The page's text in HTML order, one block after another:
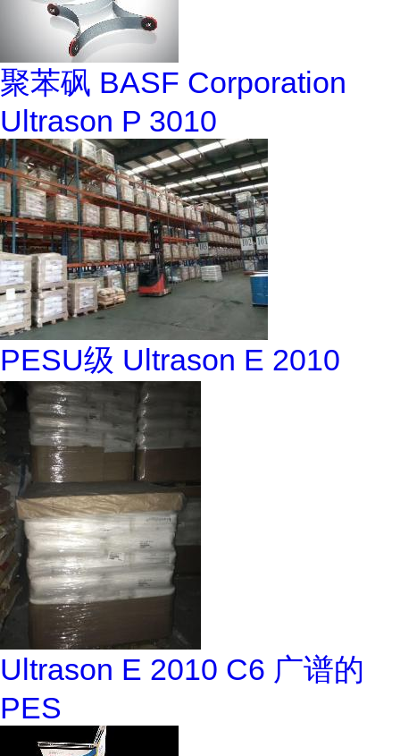
聚苯砜 BASF Corporation
Ultrason P 3010
PESU级 Ultrason E 2010
Ultrason E 2010 C6 广谱的
PES